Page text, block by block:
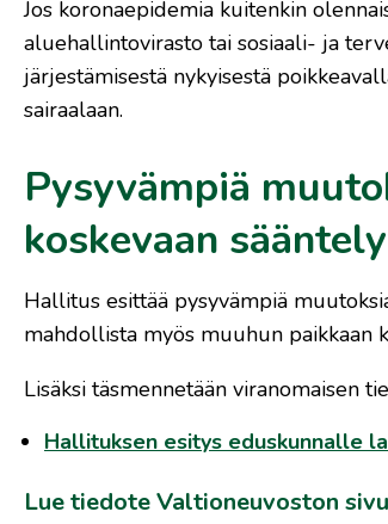
Jos koronaepidemia kuitenkin
aluehallintovirasto tai sosiaali- ja
järjestämisestä nykyisestä
sairaalaan.
Pysyvämpiä
koskevaan
Hallitus esittää pysyvämpiä
mahdollista myös muuhun paikkaan
Lisäksi täsmennetään viranomaisen
Hallituksen esitys eduskunnalle
Lue tiedote Valtioneuvoston